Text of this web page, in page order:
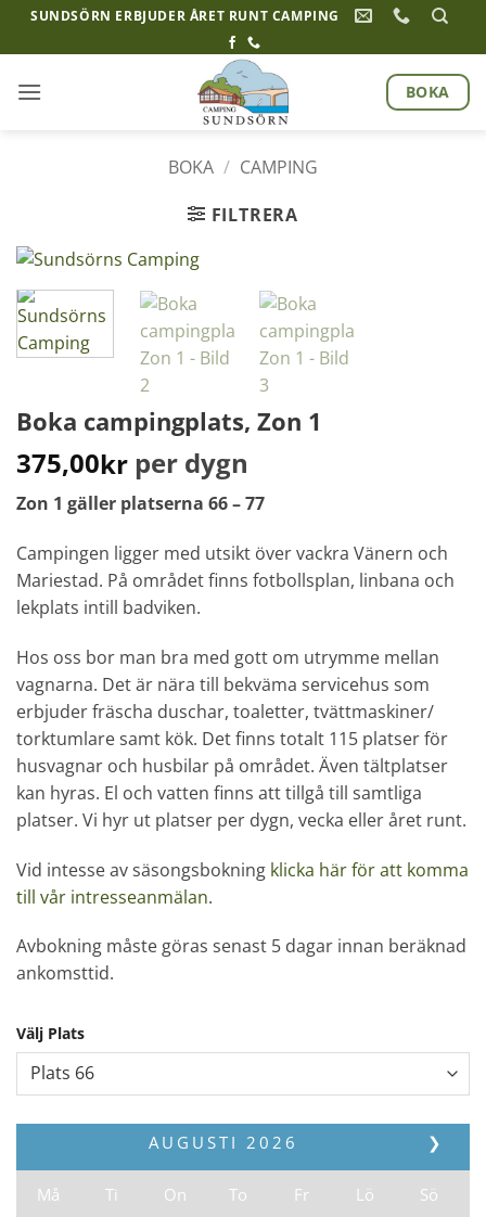
HoppaSUNDSÖRN ERBJUDER ÅRET RUNT CAMPING
BOKA
BOKA / CAMPING
FILTRERA
Boka campingplats, Zon 1
375,00kr per dygn
Zon 1 gäller platserna 66 – 77
Campingen ligger med utsikt över vackra Vänern och
Mariestad. På området finns fotbollsplan, linbana och
lekplats intill badviken.
Hos oss bor man bra med gott om utrymme mellan
vagnarna. Det är nära till bekväma servicehus som
erbjuder fräscha duschar, toaletter, tvättmaskiner/
torktumlare samt kök. Det finns totalt 115 platser för
husvagnar och husbilar på området. Även tältplatser
kan hyras. El och vatten finns att tillgå till samtliga
platser. Vi hyr ut platser per dygn, vecka eller året runt.
Vid intesse av säsongsbokning klicka här för att komma
till vår intresseanmälan.
Avbokning måste göras senast 5 dagar innan beräknad
ankomsttid.
Välj Plats
❯
AUGUSTI 2026
Må Ti On To Fr Lö Sö